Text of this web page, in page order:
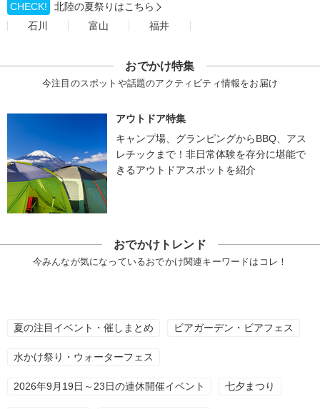
CHECK!
北陸の夏祭りはこちら
石川
富山 福井
おでかけ特集
今注目のスポットや話題のアクティビティ情報をお届け
アウトドア特集
キャンプ場、グランピングからBBQ、アス
レチックまで！非日常体験を存分に堪能で
きるアウトドアスポットを紹介
おでかけトレンド
今みんなが気になっているおでかけ関連キーワードはコレ！
夏の注目イベント・催しまとめ ビアガーデン・ビアフェス
水かけ祭り・ウォーターフェス
2026年9月19日～23日の連休開催イベント 七夕まつり